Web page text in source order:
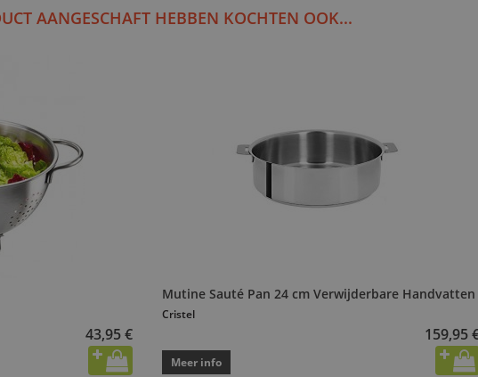
AANGESCHAFT HEBBEN KOCHTEN OOK...
43,95 €
Mutine Sauté Pan 24 cm Verwijderbare Handvatten
Cristel
159,95
Meer info